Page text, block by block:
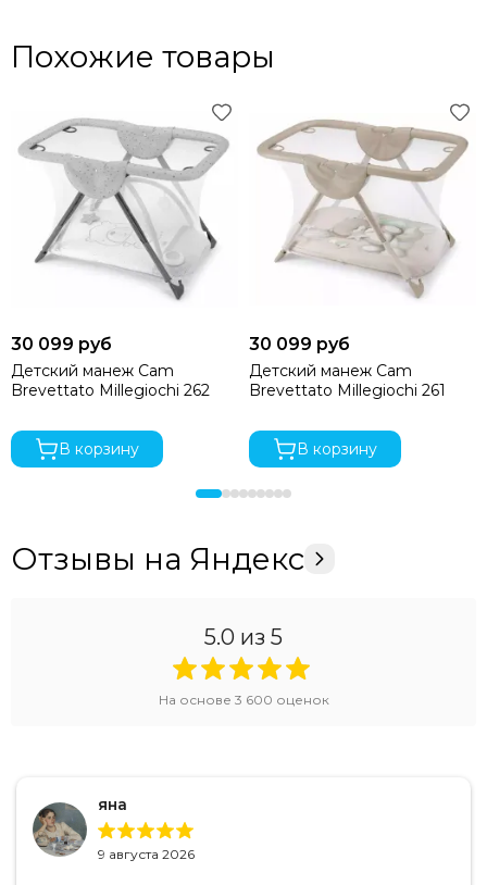
Похожие товары
30 099 руб
Детский манеж Cam
Brevettato Millegiochi 262
В корзину
30 099 руб
Детский манеж Cam
Brevettato Millegiochi 261
В корзину
Отзывы на Яндекс
5.0 из 5
На основе 3 600 оценок
яна
9 августа 2026